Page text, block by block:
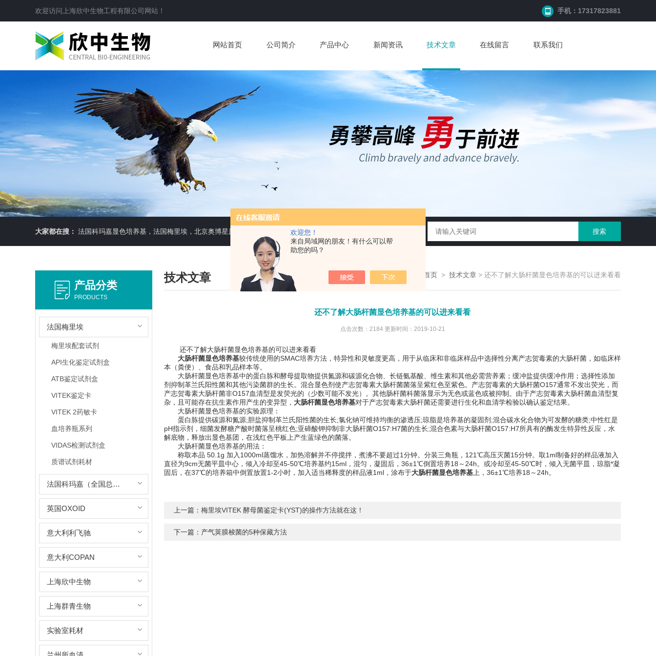
欢迎您！
来自局域网的朋友！有什么可以帮
助您的吗？
欢迎访问 上海欣中生物工程有限公司 网站！ 手机：17317823881
网站首页 公司简介 产品中心 新闻资讯 技术文章 在线留言 联系我们
大家都在搜： 法国科玛嘉显色培养基，法国梅里埃，北京奥博星原料培养基，英国OXOID，意大利利飞驰E-TEXT药敏纸条，COPAN运送培养基，即用性平板（血琼脂平板,Baird-Parker琼脂平板等），药典平板（TSA，SDA等）
产品分类
PRODUCTS
法国梅里埃
梅里埃配套试剂
API生化鉴定试剂盒
ATB鉴定试剂盒
VITEK鉴定卡
VITEK 2药敏卡
血培养瓶系列
VIDAS检测试剂盒
质谱试剂耗材
法国科玛嘉（全国总代理）
英国OXOID
意大利利飞驰
意大利COPAN
上海欣中生物
上海群青生物
实验室耗材
技术文章 您现在的位置： 首页 > 技术文章 > 还不了解大肠杆菌显色培养基的可以进来看看
还不了解大肠杆菌显色培养基的可以进来看看
点击次数：2184 更新时间：2019-10-21
还不了解大肠杆菌显色培养基的可以进来看看
大肠杆菌显色培养基较传统使用的SMAC培养方法，特异性和灵敏度更高，用于从临床和非临床样品中选择性分离产志贺毒素的大肠杆菌，如临床样
本（粪便）、食品和乳品样本等。
大肠杆菌显色培养基中的蛋白胨和酵母提取物提供氮源和碳源化合物、长链氨基酸、维生素和其他必需营养素；缓冲盐提供缓冲作用；选择性添加
剂抑制革兰氏阳性菌和其他污染菌群的生长。混合显色剂使产志贺毒素大肠杆菌菌落呈紫红色至紫色。产志贺毒素的大肠杆菌O157通常不发出荧光，而
产志贺毒素大肠杆菌非O157血清型是发荧光的（少数可能不发光）。其他肠杆菌科菌落显示为无色或蓝色或被抑制。由于产志贺毒素大肠杆菌血清型复
杂，且可能存在抗生素作用产生的变异型， 大肠杆菌显色培养基对于产志贺毒素大肠杆菌还需要进行生化和血清学检验以确认鉴定结果。
大肠杆菌显色培养基的实验原理：
蛋白胨提供碳源和氮源;胆盐抑制革兰氏阳性菌的生长;氯化钠可维持均衡的渗透压;琼脂是培养基的凝固剂;混合碳水化合物为可发酵的糖类;中性红是
pH指示剂，细菌发酵糖产酸时菌落呈桃红色;亚碲酸钾抑制非大肠杆菌O157:H7菌的生长;混合色素与大肠杆菌O157:H7所具有的酶发生特异性反应，水
解底物，释放出显色基团，在浅红色平板上产生蓝绿色的菌落。
大肠杆菌显色培养基的用法：
称取本品 50.1g 加入1000ml蒸馏水，加热溶解并不停搅拌，煮沸不要超过1分钟。分装三角瓶，121℃高压灭菌15分钟。取1ml制备好的样品液加入
直径为9cm无菌平皿中心，倾入冷却至45-50℃培养基约15ml，混匀，凝固后，36±1℃倒置培养18～24h。或冷却至45-50℃时，倾入无菌平皿，琼脂*凝
固后，在37℃的培养箱中倒置放置1-2小时，加入适当稀释度的样品液1ml，涂布于大肠杆菌显色培养基 上，36±1℃培养18～24h。
上一篇： 梅里埃VITEK 酵母菌鉴定卡(YST)的操作方法就在这！
下一篇： 产气荚膜梭菌的5种保藏方法